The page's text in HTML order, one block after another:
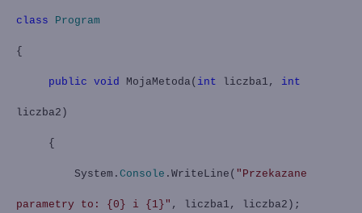
class Program
{
public void MojaMetoda( int liczba1, int
liczba2)
{
System. Console .WriteLine( "Przekazane
parametry to: {0} i {1}" , liczba1, liczba2);